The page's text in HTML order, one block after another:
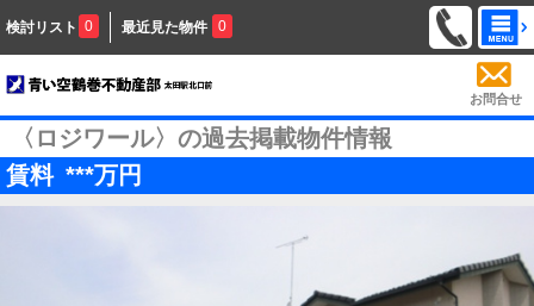
検討リスト 0 最近見た物件 0
お問合せ
〈ロジワール〉の過去掲載物件情報
賃料 ***万円